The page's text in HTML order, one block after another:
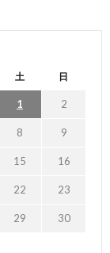
土 日
1 2
8 9
15 16
22 23
29 30